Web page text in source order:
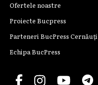
Ofertele noastre
Proiecte Bucpress
Parteneri BucPress Cernăuți
Echipa BucPress